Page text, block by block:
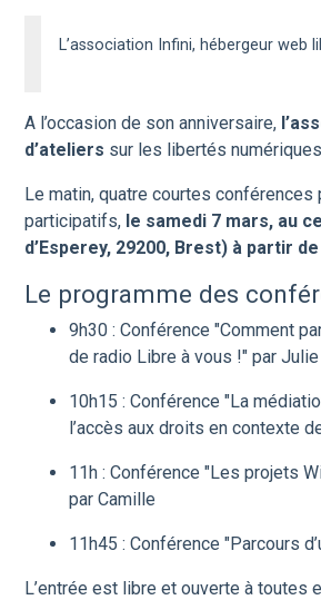
L’association Infini, hébergeur
A l’occasion de son anniversaire,
d’ateliers sur les libertés
Le matin, quatre courtes
participatifs, le samedi 7 mars, au
d’Esperey, 29200, Brest) à partir de
Le programme des
9h30 : Conférence "Comment
de radio Libre à vous !" par Julie
10h15 : Conférence "La
l’accès aux droits en contexte
11h : Conférence "Les projets
par Camille
11h45 : Conférence "Parcours
L’entrée est libre et ouverte à toutes